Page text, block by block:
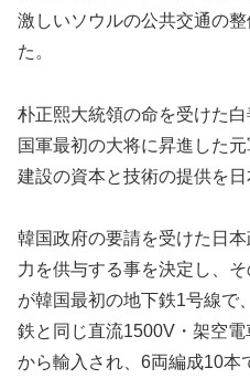
激しいソウルの公共交通の
た。
朴正熙大統領の命を受けた
国軍最初の大将に昇進した
建設の資本と技術の提供を日
韓国政府の要請を受けた日
力を供与する事を決定し、
が韓国最初の地下鉄1号線で
鉄と同じ直流1500V・架空
から輸入され、6両編成10本